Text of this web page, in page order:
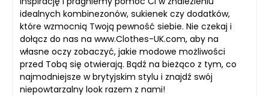
idealnych kombinezonów, sukienek czy dodatków,
które wzmocnią Twoją pewność siebie. Nie czekaj i
dołącz do nas na www.Clothes-UK.com, aby na
własne oczy zobaczyć, jakie modowe możliwości
przed Tobą się otwierają. Bądź na bieżąco z tym, co
najmodniejsze w brytyjskim stylu i znajdź swój
niepowtarzalny look razem z nami!